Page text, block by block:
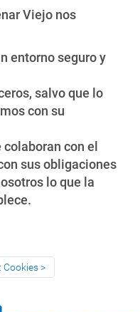
Viejo nos
entorno seguro y
salvo que lo
con su
con el
sus obligaciones
lo que la
Cookies